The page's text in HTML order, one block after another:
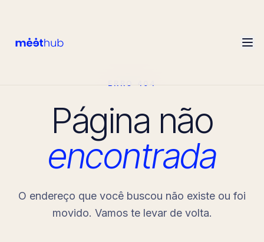
ERRO 404
Página não
encontrada
O endereço que você buscou não existe ou foi
movido. Vamos te levar de volta.